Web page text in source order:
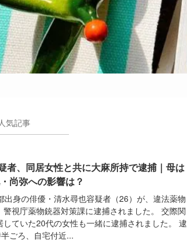
人気記事
者、同居女性と共に大麻所持で逮捕｜母は
尚弥への影響は？
出身の俳優・清水尋也容疑者（26）が、違法薬物
視庁薬物銃器対策課に逮捕されました。 交際関
ていた20代の女性も一緒に逮捕されました。 逮
ごろ、自宅付近...